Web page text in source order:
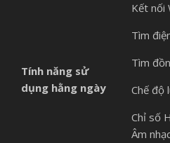
Tính năng sử
dụng hằng ngày
Kết nối
Tìm
Tìm
Chế độ
Chỉ số
Âm